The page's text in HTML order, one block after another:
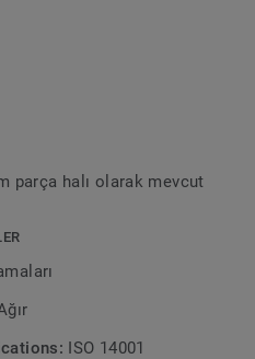
geliyor mu? Rulo halı veya
kullanılabilir.
parça halı olarak mevcut
ISO 14001